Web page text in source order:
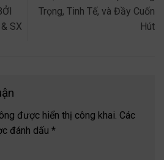
SX
Trọng, Tinh Tế, và Đầy Cuốn
Hút
được hiển thị công khai. Các
đánh dấu *